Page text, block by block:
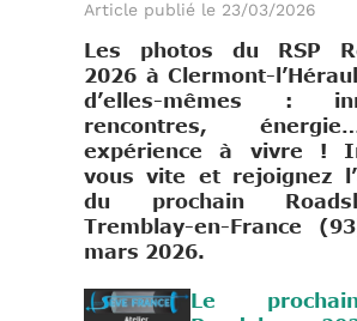
Article publié le 23/03/2026
Les photos du RSP
2026 à Clermont-
d’elles-mêmes :
rencontres,
expérience à vivre !
vous vite et rejoignez
du prochain
Tremblay-en-France
mars 2026.
Le